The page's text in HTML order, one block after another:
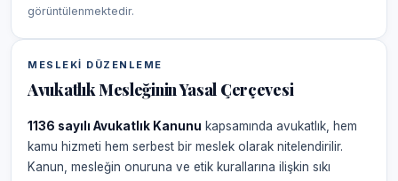
görüntülenmektedir.
MESLEKI DÜZENLEME
Avukatlık Mesleğinin Yasal Çerçevesi
1136 sayılı Avukatlık Kanunu kapsamında avukatlık, hem
kamu hizmeti hem serbest bir meslek olarak nitelendirilir.
Kanun, mesleğin onuruna ve etik kurallarına ilişkin sıkı